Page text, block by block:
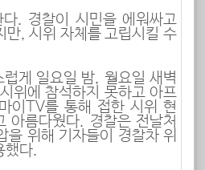
다. 경찰이 시민을 에워싸고
만, 시위 자체를 고립시킬 수
게 일요일 밤, 월요일 새벽
위에 참석하지 못하고 아프
이TV를 통해 접한 시위 현
아름다웠다. 경찰은 전날처
을 위해 기자들이 경찰차 위
했다.